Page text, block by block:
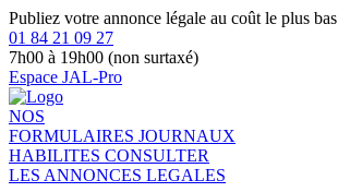
Publiez votre annonce légale au coût le plus bas
01 84 21 09 27
7h00 à 19h00 (non surtaxé)
Espace JAL-Pro
NOS
FORMULAIRES JOURNAUX
HABILITES CONSULTER
LES ANNONCES LEGALES